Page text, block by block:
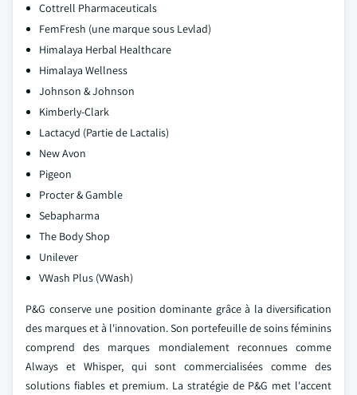
Cottrell Pharmaceuticals
FemFresh (une marque sous Levlad)
Himalaya Herbal Healthcare
Himalaya Wellness
Johnson & Johnson
Kimberly-Clark
Lactacyd (Partie de Lactalis)
New Avon
Pigeon
Procter & Gamble
Sebapharma
The Body Shop
Unilever
VWash Plus (VWash)
P&G conserve une position dominante grâce à la diversification
des marques et à l'innovation. Son portefeuille de soins féminins
comprend des marques mondialement reconnues comme
Always et Whisper, qui sont commercialisées comme des
solutions fiables et premium. La stratégie de P&G met l'accent